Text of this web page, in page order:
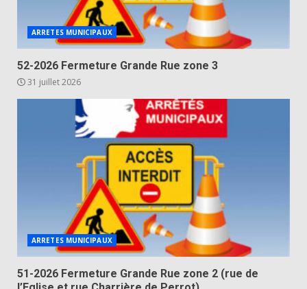
ARRETES MUNICIPAUX
52-2026 Fermeture Grande Rue zone 3
31 juillet 2026
ARRETES MUNICIPAUX
51-2026 Fermeture Grande Rue zone 2 (rue de